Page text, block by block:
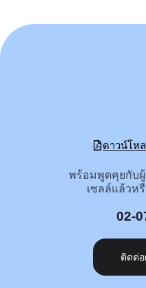
ดาวน์โห
พร้อมพูดคุยกับ
เซลล์แล้วห
02-
ติดต่